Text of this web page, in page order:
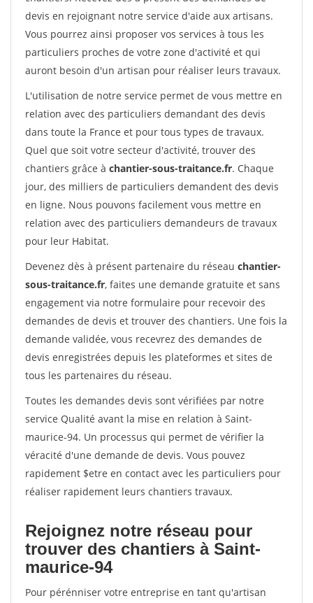
devis en rejoignant notre service d'aide aux artisans.
Vous pourrez ainsi proposer vos services à tous les
particuliers proches de votre zone d'activité et qui
auront besoin d'un artisan pour réaliser leurs travaux.
L'utilisation de notre service permet de vous mettre en
relation avec des particuliers demandant des devis
dans toute la France et pour tous types de travaux.
Quel que soit votre secteur d'activité, trouver des
chantiers grâce à chantier-sous-traitance.fr. Chaque
jour, des milliers de particuliers demandent des devis
en ligne. Nous pouvons facilement vous mettre en
relation avec des particuliers demandeurs de travaux
pour leur Habitat.
Devenez dès à présent partenaire du réseau chantier-
sous-traitance.fr, faites une demande gratuite et sans
engagement via notre formulaire pour recevoir des
demandes de devis et trouver des chantiers. Une fois la
demande validée, vous recevrez des demandes de
devis enregistrées depuis les plateformes et sites de
tous les partenaires du réseau.
Toutes les demandes devis sont vérifiées par notre
service Qualité avant la mise en relation à Saint-
maurice-94. Un processus qui permet de vérifier la
véracité d'une demande de devis. Vous pouvez
rapidement $etre en contact avec les particuliers pour
réaliser rapidement leurs chantiers travaux.
Rejoignez notre réseau pour
trouver des chantiers à Saint-
maurice-94
Pour pérénniser votre entreprise en tant qu'artisan